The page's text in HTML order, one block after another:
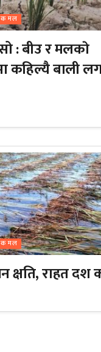
मल
: बीउ र मलकाे
कहिल्यै बाली
मल
क्षति, राहत दश